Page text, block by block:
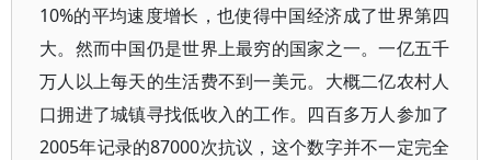
10%的平均速度增长，也使得中国经济成了世界第四
大。然而中国仍是世界上最穷的国家之一。一亿五千
万人以上每天的生活费不到一美元。大概二亿农村人
口拥进了城镇寻找低收入的工作。四百多万人参加了
2005年记录的87000次抗议，这个数字并不一定完全